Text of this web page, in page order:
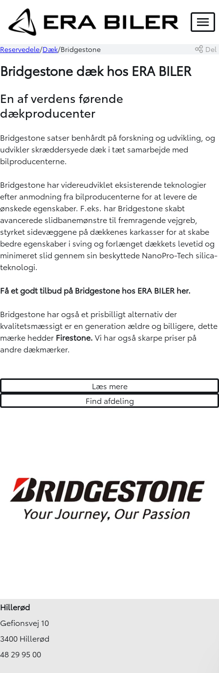
Menu
Reservedele Dæk Bridgestone Del
Bridgestone dæk hos ERA BILER
En af verdens førende
dækproducenter
Bridgestone satser benhårdt på forskning og udvikling, og
udvikler skræddersyede dæk i tæt samarbejde med
bilproducenterne.
Bridgestone har videreudviklet eksisterende teknologier
efter anmodning fra bilproducenterne for at levere de
ønskede egenskaber. F.eks. har Bridgestone skabt
avancerede slidbanemønstre til fremragende vejgreb,
styrket sidevæggene på dækkenes karkasser for at skabe
bedre egenskaber i sving og forlænget dækkets levetid og
minimeret slid gennem sin beskyttede NanoPro-Tech silica-
teknologi.
Få et godt tilbud på Bridgestone hos ERA BILER her.
Bridgestone har også et prisbilligt alternativ der
kvalitetsmæssigt er en generation ældre og billigere, dette
mærke hedder Firestone. Vi har også skarpe priser på
andre dækmærker.
Læs mere
Find afdeling
Hillerød
Gefionsvej 10
3400 Hillerød
48 29 95 00